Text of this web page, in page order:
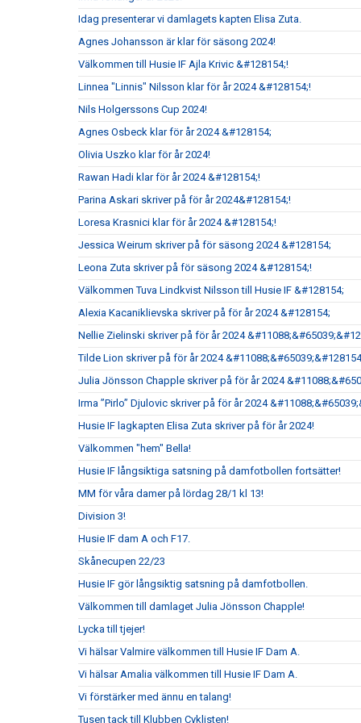
Idag presenterar vi damlagets kapten Elisa Zuta.
Agnes Johansson är klar för säsong 2024!
Välkommen till Husie IF Ajla Krivic &#128154;!
Linnea "Linnis" Nilsson klar för år 2024 &#128154;!
Nils Holgerssons Cup 2024!
Agnes Osbeck klar för år 2024 &#128154;
Olivia Uszko klar för år 2024!
Rawan Hadi klar för år 2024 &#128154;!
Parina Askari skriver på för år 2024&#128154;!
Loresa Krasnici klar för år 2024 &#128154;!
Jessica Weirum skriver på för säsong 2024 &#128154;
Leona Zuta skriver på för säsong 2024 &#128154;!
Välkommen Tuva Lindkvist Nilsson till Husie IF &#128154;
Alexia Kacaniklievska skriver på för år 2024 &#128154;
Nellie Zielinski skriver på för år 2024
Tilde Lion skriver på för år 2024
Julia Jönsson Chapple skriver på för år 2024
Irma ”Pirlo” Djulovic skriver på för år 2024
Husie IF lagkapten Elisa Zuta skriver på för år 2024!
Välkommen "hem" Bella!
Husie IF långsiktiga satsning på damfotbollen fortsätter!
MM för våra damer på lördag 28/1 kl 13!
Division 3!
Husie IF dam A och F17.
Skånecupen 22/23
Husie IF gör långsiktig satsning på damfotbollen.
Välkommen till damlaget Julia Jönsson Chapple!
Lycka till tjejer!
Vi hälsar Valmire välkommen till Husie IF Dam A.
Vi hälsar Amalia välkommen till Husie IF Dam A.
Vi förstärker med ännu en talang!
Tusen tack till Klubben Cyklisten!